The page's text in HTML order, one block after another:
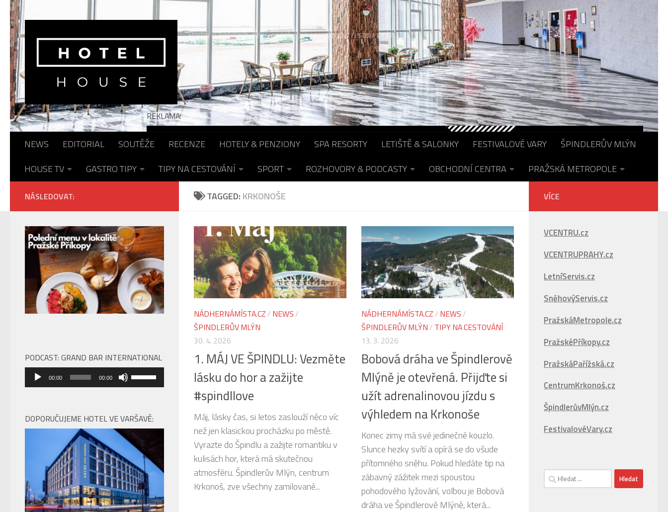
Skip to content
Portál o hotelech, pensionech, spa resortech a restauracích...
REKLAMA:
NEWS EDITORIAL SOUTĚŽE RECENZE HOTELY & PENZIONY SPA RESORTY LETIŠTĚ & SALONKY FESTIVALOVÉ VARY
ŠPINDLERŮV MLÝN
HOUSE TV
GASTRO TIPY TIPY NA CESTOVÁNÍ SPORT ROZHOVORY & PODCASTY OBCHODNÍ CENTRA PRAŽSKÁ METROPOLE
TAGGED: KRKONOŠE
NÁDHERNÁMÍSTA.CZ / NEWS /
ŠPINDLERŮV MLÝN
30. 4. 2026
1. MÁJ VE ŠPINDLU: Vezměte
lásku do hor a zažijte
#spindllove
Máj, lásky čas, si letos zaslouží něco víc
než jen klasickou procházku po městě.
Vyrazte do Špindlu a zažijte romantiku v
kulisách hor, která má skutečnou
atmosféru. Špindlerův Mlýn, centrum
Krkonoš, zve všechny zamilované...
NÁDHERNÁMÍSTA.CZ / NEWS /
ŠPINDLERŮV MLÝN / TIPY NA CESTOVÁNÍ
13. 3. 2026
Bobová dráha ve Špindlerově
Mlýně je otevřená. Přijďte si
užít adrenalinovou jízdu s
výhledem na Krkonoše
Konec zimy má své jedinečné kouzlo.
Slunce hezky svítí a opírá se do všude
přítomného sněhu. Pokud hledáte tip na
zábavný zážitek mezi spoustou
pohodového lyžování, volbou je Bobová
dráha ve Špindlerově Mlýně, která...
NÁSLEDOVAT:
PODCAST: GRAND BAR INTERNATIONAL
Audio
přehrávač
00:00 00:00
Použitím
šipek
zvýšíte
nebo
snížíte
úroveň
hlasitosti.
DOPORUČUJEME HOTEL VE VARŠAVĚ:
VÍCE
VCENTRU.cz
VCENTRUPRAHY.cz
LetníServis.cz
SněhovýServis.cz
PražskáMetropole.cz
PražskéPříkopy.cz
PražskáPařížská.cz
CentrumKrkonoš.cz
ŠpindlerůvMlýn.cz
FestivalovéVary.cz
Vyhledávání